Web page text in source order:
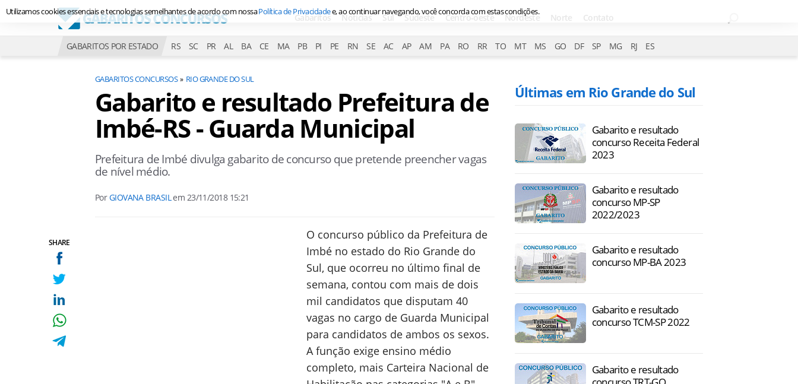
Gabaritos Notícias Sul Sudeste Centro-oeste Nordeste Norte Contato
GABARITOS POR ESTADO RS SC PR AL BA CE MA PB PI PE RN SE AC AP AM PA RO RR TO MT MS GO DF SP MG RJ ES
SHARE
GABARITOS CONCURSOS RIO GRANDE DO SUL
Gabarito e resultado Prefeitura de
Imbé-RS - Guarda Municipal
Prefeitura de Imbé divulga gabarito de concurso que pretende preencher vagas
de nível médio.
PorGIOVANA BRASILem 23/11/2018 15:21
O concurso público da Prefeitura de
Imbé no estado do Rio Grande do
Sul, que ocorreu no último final de
semana, contou com mais de dois
mil candidatos que disputam 40
vagas no cargo de Guarda Municipal
para candidatos de ambos os sexos.
A função exige ensino médio
completo, mais Carteira Nacional de
Últimas em Rio Grande do Sul
Gabarito e resultado
concurso Receita Federal
2023
Gabarito e resultado
concurso MP-SP
2022/2023
Gabarito e resultado
concurso MP-BA 2023
Gabarito e resultado
concurso TCM-SP 2022
Gabarito e resultado
Utilizamos cookies essenciais e tecnologias semelhantes de acordo com nossaPolítica de Privacidadee, ao continuar navegando, você concorda com estas condições.